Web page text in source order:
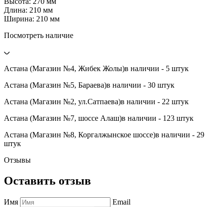
Длина: 210 мм
Ширина: 210 мм
Посмотреть наличие
Астана (Магазин №4, Жибек Жолы)в наличии - 5 штук
Астана (Магазин №5, Бараева)в наличии - 30 штук
Астана (Магазин №2, ул.Сатпаева)в наличии - 22 штук
Астана (Магазин №7, шоссе Алаш)в наличии - 123 штук
Астана (Магазин №8, Коргалжынское шоссе)в наличии - 29
штук
Отзывы
Оставить отзыв
Имя
Email